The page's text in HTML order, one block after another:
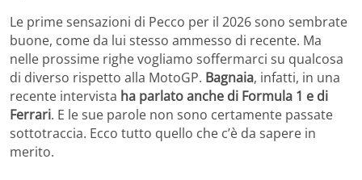
Le prime sensazioni di Pecco per il 2026 sono sembrate
buone, come da lui stesso ammesso di recente. Ma
nelle prossime righe vogliamo soffermarci su qualcosa
di diverso rispetto alla MotoGP. Bagnaia, infatti, in una
recente intervista ha parlato anche di Formula 1 e di
Ferrari. E le sue parole non sono certamente passate
sottotraccia. Ecco tutto quello che c’è da sapere in
merito.